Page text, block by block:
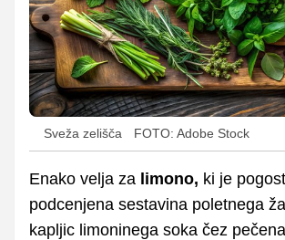
Sveža zelišča FOTO: Adobe Stock
Enako velja za limono, ki je
podcenjena sestavina poletnega
kapljic limoninega soka čez